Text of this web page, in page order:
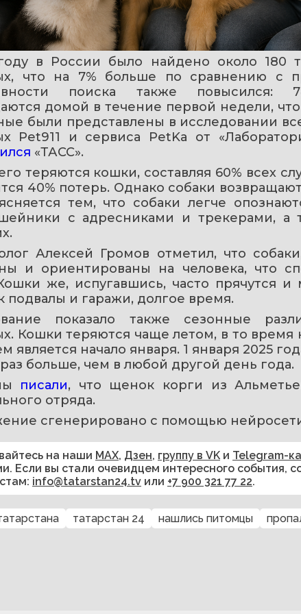
в России было найдено около 180
что на 7% больше по сравнению с
поиска также повысился:
домой в течение первой недели,
были представлены в исследовании
«ТАСС».
теряются кошки, составляя 60% всех
40% потерь. Однако собаки
тем, что собаки легче
с адресниками и трекерами, а
Алексей Громов отметил, что
и ориентированы на человека, что
же, испугавшись, часто прячутся и
подвалы и гаражи, долгое время.
показало также сезонные
Кошки теряются чаще летом, в то время
является начало января. 1 января 2025
больше, чем в любой другой день года.
писали, что щенок корги из
отряда.
сгенерировано с помощью
на наши MAX, Дзен, группу в VK и Telegram-
Если вы стали очевидцем интересного события,
info@tatarstan24.tv или +7 900 321 77 22.
татарстан 24 нашлись питомцы